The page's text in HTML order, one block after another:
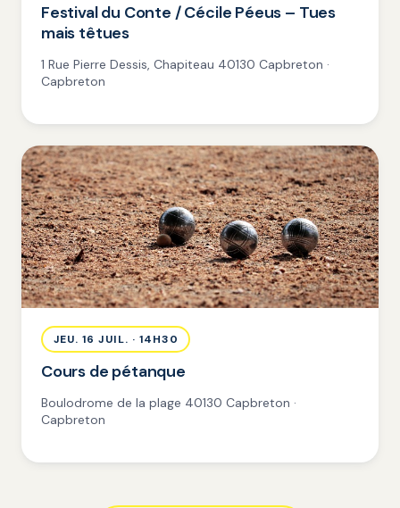
Festival du Conte / Cécile Péeus – Tues
mais têtues
1 Rue Pierre Dessis, Chapiteau 40130 Capbreton ·
Capbreton
JEU. 16 JUIL. · 14H30
Cours de pétanque
Boulodrome de la plage 40130 Capbreton ·
Capbreton